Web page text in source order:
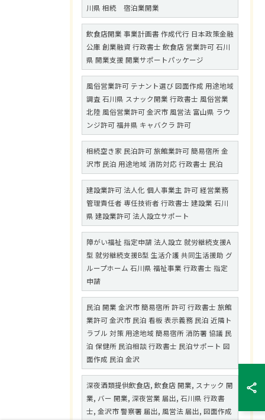
川県 相続 宿泊業開業
飲食店開業 事業計画書 作成代行 日本政策金融
公庫 創業融資 行政書士 飲食店 営業許可 石川
県 開業支援 開業サポートパッケージ
風俗営業許可 テナント選び 図面作成 用途地域
調査 石川県 スナック開業 行政書士 風俗営業
北陸 風俗営業許可 金沢市 風営法 富山県 ラウ
ンジ許可 福井県 キャバクラ 許可
相続空き家 民泊許可 旅館業許可 簡易宿所 金
沢市 民泊 用途地域 消防対応 行政書士 民泊
建設業許可 法人化 個人事業主 許可 経営業務
管理責任者 専任技術者 行政書士 建設業 石川
県 建設業許可 法人設立サポート
障がい福祉 指定申請 法人設立 就労継続支援A
型 就労継続支援B型 生活介護 共同生活援助 グ
ループホーム 石川県 福祉事業 行政書士 指定
申請
民泊 開業 金沢市 簡易宿所 許可 行政書士 旅館
業許可 金沢市 民泊 看板 表示義務 民泊 近隣ト
ラブル 対策 用途地域 簡易宿所 消防署 協議 民
泊 保健所 民泊相談 行政書士 民泊サポート 図
面作成 民泊 金沢
深夜酒類提供飲食店, 飲食店 開業, スナック 開
業, バー 開業, 深夜営業 届出, 石川県 行政書
士, 金沢市 警察署 届出, 風営法 届出, 図面作成